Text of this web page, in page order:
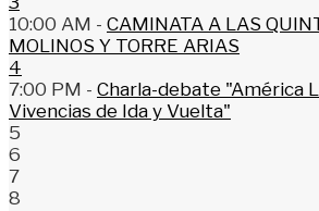
10:00 AM - CAMINATA A LAS
MOLINOS Y TORRE ARIAS
4
7:00 PM - Charla-debate "América
Vivencias de Ida y Vuelta"
5
6
7
8